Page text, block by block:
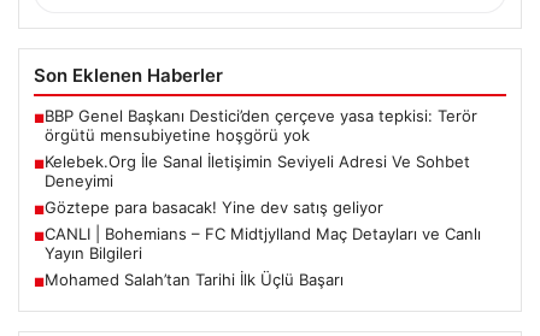
Son Eklenen Haberler
■BBP Genel Başkanı Destici’den çerçeve yasa tepkisi: Terör
örgütü mensubiyetine hoşgörü yok
■Kelebek.Org İle Sanal İletişimin Seviyeli Adresi Ve Sohbet
Deneyimi
■Göztepe para basacak! Yine dev satış geliyor
■CANLI | Bohemians – FC Midtjylland Maç Detayları ve Canlı
Yayın Bilgileri
■Mohamed Salah’tan Tarihi İlk Üçlü Başarı